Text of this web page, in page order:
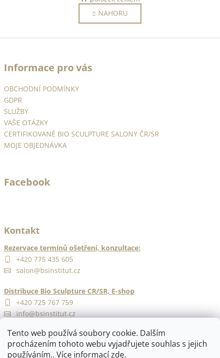
Tento web používá soubory cookie. Dalším
procházením tohoto webu vyjadřujete souhlas s jejich
používáním.. Více informacízde.
v
l
á
d
v
á
n
k
NAHORU
p
a
Informace pro vás
OBCHODNÍ PODMÍNKY
GDPR
SLUŽBY
VAŠE OTÁZKY
CERTIFIKOVANÉ BIO SCULPTURE SALONY ČR/SR
MOJE OBJEDNÁVKA
Facebook
Kontakt
Rezervace termínů ošetření, konzultace:
+420 775 435 605
salon@bsinstitut.cz
Distribuce Bio Sculpture CR/SR, E-shop
+420 725 767 759
info@bsinstitut.cz